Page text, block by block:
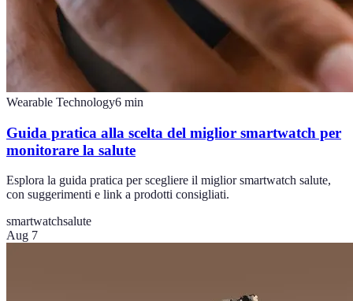
Wearable Technology6 min
Guida pratica alla scelta del miglior smartwatch per
monitorare la salute
Esplora la guida pratica per scegliere il miglior smartwatch salute,
con suggerimenti e link a prodotti consigliati.
smartwatchsalute
Aug 7